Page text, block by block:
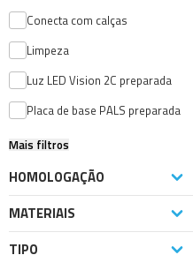
Conecta com calças
Limpeza
Luz LED Vision 2C preparada
Placa de base PALS preparada
Mais filtros
HOMOLOGAÇÃO
MATERIAIS
TIPO